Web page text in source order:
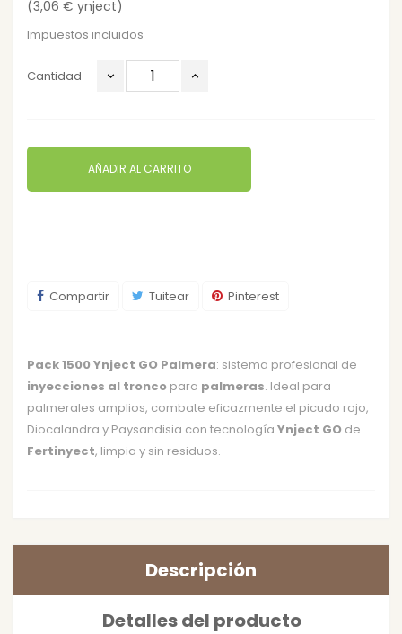
(3,06 € ynject)
Impuestos incluidos
Cantidad
AÑADIR AL CARRITO
Compartir Tuitear Pinterest
Pack 1500 Ynject GO Palmera: sistema profesional de
inyecciones al tronco para palmeras. Ideal para
palmerales amplios, combate eficazmente el picudo rojo,
Diocalandra y Paysandisia con tecnología Ynject GO de
Fertinyect, limpia y sin residuos.
Descripción
Detalles del producto